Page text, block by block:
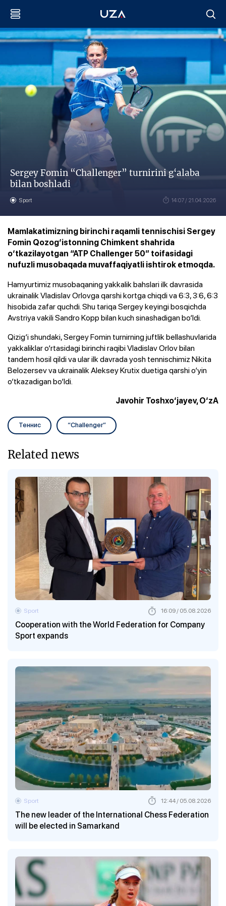
Sergey Fomin “Challenger” turnirini g‘alaba
bilan boshladi
Sport 14:07 / 21.04.2026
Mamlakatimizning birinchi raqamli tennischisi Sergey
Fomin Qozog‘istonning Chimkent shahrida
o‘tkazilayotgan “ATP Challenger 50” toifasidagi
nufuzli musobaqada muvaffaqiyatli ishtirok etmoqda.
Hamyurtimiz musobaqaning yakkalik bahslari ilk davrasida
ukrainalik Vladislav Orlovga qarshi kortga chiqdi va 6:3, 3:6, 6:3
hisobida zafar quchdi. Shu tariqa Sergey keyingi bosqichda
Avstriya vakili Sandro Kopp bilan kuch sinashadigan bo‘ldi.
Qizig‘i shundaki, Sergey Fomin turnirning juftlik bellashuvlarida
yakkaliklar o‘rtasidagi birinchi raqibi Vladislav Orlov bilan
tandem hosil qildi va ular ilk davrada yosh tennischimiz Nikita
Belozersev va ukrainalik Aleksey Krutix duetiga qarshi o‘yin
o‘tkazadigan bo‘ldi.
Javohir Toshxo‘jayev, O‘zA
Теннис “Challenger”
Related news
Cooperation with the World Federation for Company
Sport expands
Sport 16:09 / 05.08.2026
The new leader of the International Chess Federation
will be elected in Samarkand
Sport 12:44 / 05.08.2026